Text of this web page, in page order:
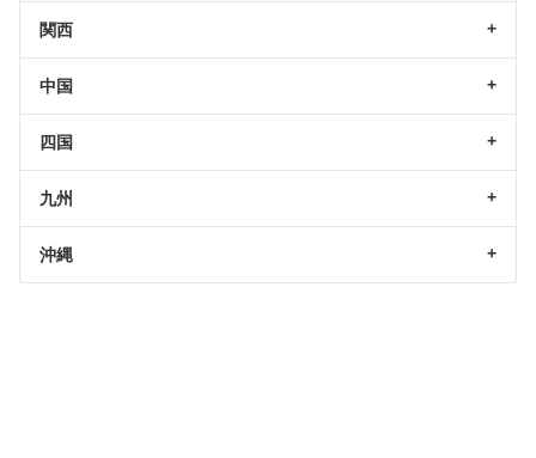
関西
中国
四国
九州
沖縄